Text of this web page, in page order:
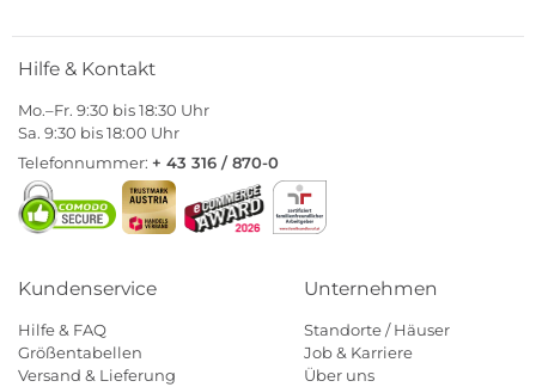
Hilfe & Kontakt
Mo.–Fr. 9:30 bis 18:30 Uhr
Sa. 9:30 bis 18:00 Uhr
Telefonnummer: + 43 316 / 870-0
Kundenservice
Hilfe & FAQ
Größentabellen
Versand & Lieferung
Unternehmen
Standorte / Häuser
Job & Karriere
Über uns